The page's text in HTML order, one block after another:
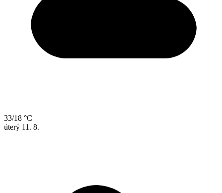
33/18 °C
úterý 11. 8.